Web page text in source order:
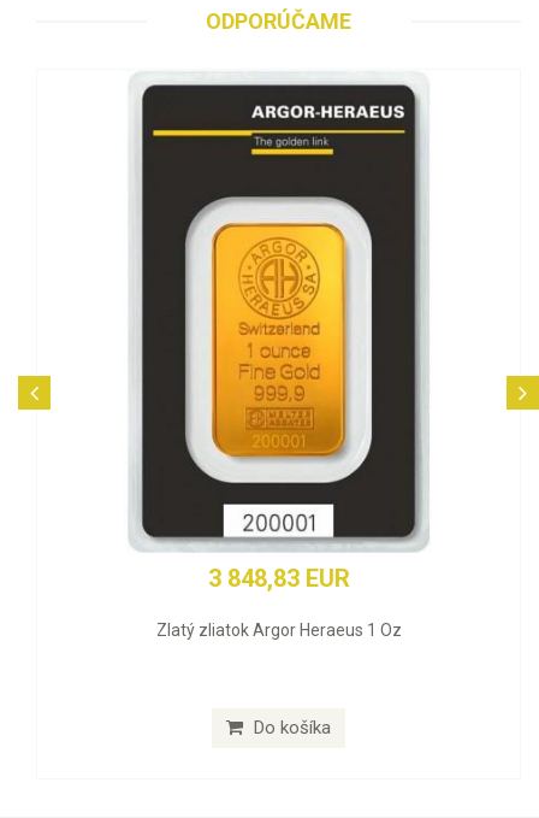
ODPORÚČAME
3 848,83 EUR
Zlatý zliatok Argor Heraeus 1 Oz
Do košíka